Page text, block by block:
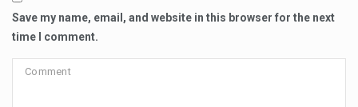
Save my name, email, and website in this browser for the next
time I comment.